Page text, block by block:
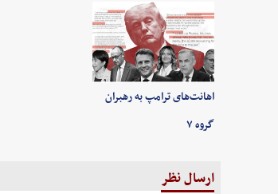
اهانت‌های ترامپ به رهبران
گروه ۷
ارسال نظر